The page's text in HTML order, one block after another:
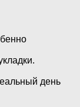
день